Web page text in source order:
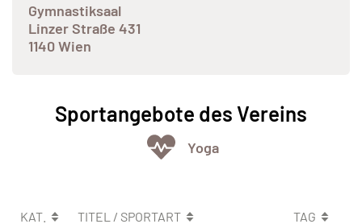
Gymnastiksaal
Linzer Straße 431
1140 Wien
Sportangebote des Vereins
Yoga
KAT. TITEL / SPORTART TAG